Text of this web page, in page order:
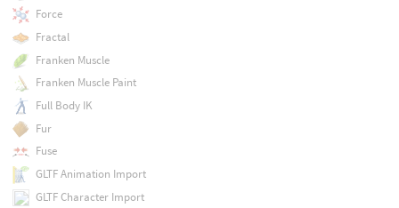
Force
Fractal
Franken Muscle
Franken Muscle Paint
Full Body IK
Fur
Fuse
GLTF Animation Import
GLTF Character Import